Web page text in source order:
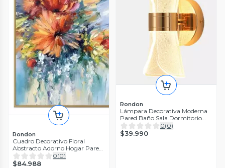
Rondon
Cuadro Decorativo Floral
Abstracto Adorno Hogar Pared
Jhn
0(0)
$84.988
Rondon
Lámpara Decorativa Moderna
Pared Baño Sala Dormitorio
Jhn
0(0)
$39.990